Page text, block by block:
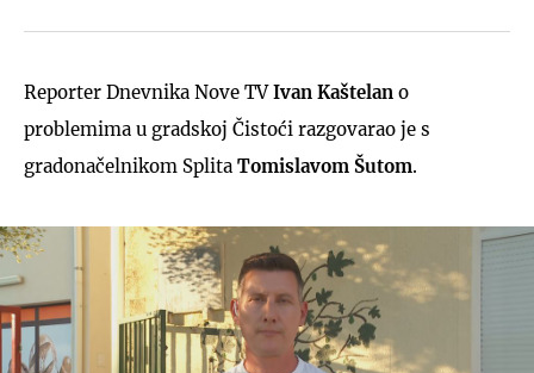
Reporter Dnevnika Nove TVIvan Kaštelan o
problemima u gradskoj Čistoći razgovarao je s
gradonačelnikom Splita Tomislavom Šutom.